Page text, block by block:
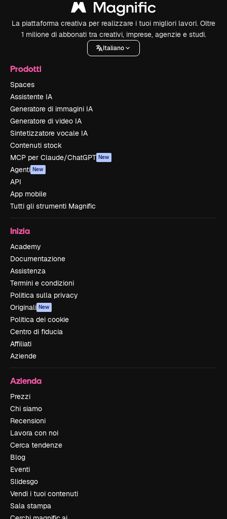
La piattaforma creativa per realizzare i tuoi migliori lavori. Oltre
1 milione di abbonati tra creativi, imprese, agenzie e studi.
Italiano
Prodotti
Spaces
Assistente IA
Generatore di immagini IA
Generatore di video IA
Sintetizzatore vocale IA
Contenuti stock
MCP per Claude/ChatGPT New
Agenti New
API
App mobile
Tutti gli strumenti Magnific
Inizia
Academy
Documentazione
Assistenza
Termini e condizioni
Politica sulla privacy
Originali New
Politica dei cookie
Centro di fiducia
Affiliati
Aziende
Azienda
Prezzi
Chi siamo
Recensioni
Lavora con noi
Cerca tendenze
Blog
Eventi
Slidesgo
Vendi i tuoi contenuti
Sala stampa